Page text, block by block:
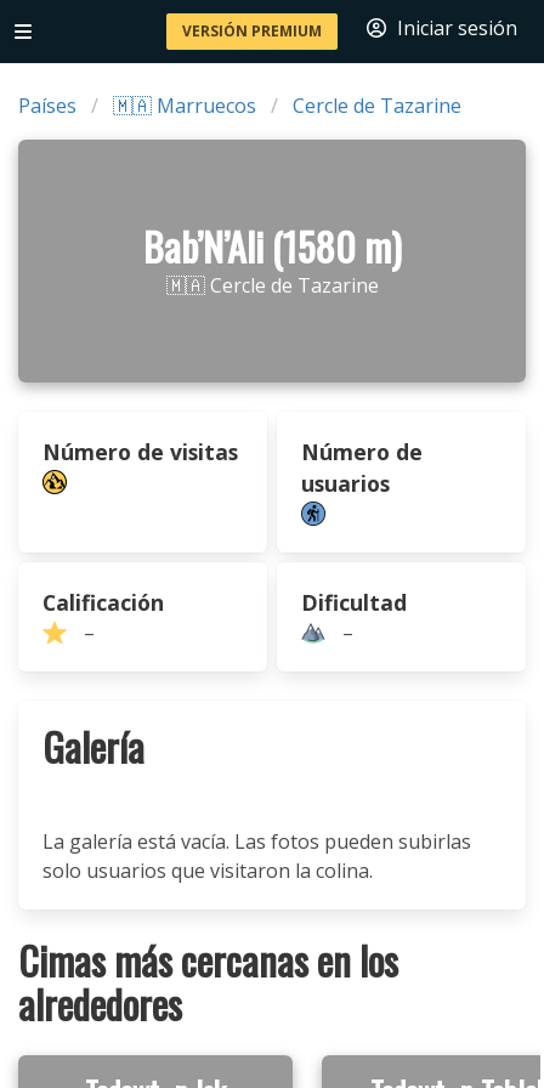
VERSIÓN PREMIUM Iniciar sesión
Países 🇲🇦 Marruecos Cercle de Tazarine
Bab’N’Ali (1580 m)
🇲🇦 Cercle de Tazarine
Número de visitas
Número de
usuarios
Calificación
–
Dificultad
–
Galería
La galería está vacía. Las fotos pueden subirlas
solo usuarios que visitaron la colina.
Cimas más cercanas en los
alrededores